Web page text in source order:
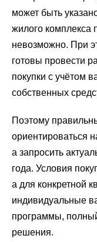
может быть
жилого комплекса
невозможно. При
готовы провести
покупки с учётом
собственных
Поэтому
ориентироваться
а запросить
года. Условия
а для конкретной
индивидуальные
программы,
решения.